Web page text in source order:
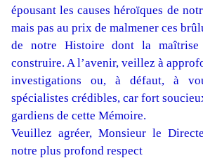
épousant les causes héroïques de
mais pas au prix de malmener ces
de notre Histoire dont la
construire. A l’avenir, veillez à
investigations ou, à défaut, à
spécialistes crédibles, car fort
gardiens de cette Mémoire.
Veuillez agréer, Monsieur le
notre plus profond respect